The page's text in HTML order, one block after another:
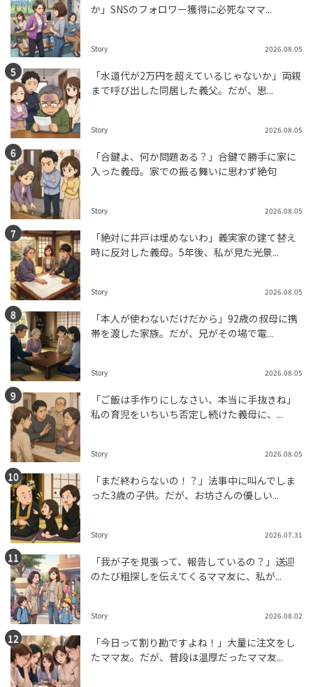
か」SNSのフォロワー獲得に必死なママ...
Story 2026.08.05
「水道代が2万円を超えているじゃないか」両親
まで呼び出した同居した義父。だが、思...
Story 2026.08.05
「合鍵よ、何か問題ある？」合鍵で勝手に家に
入った義母。家での振る舞いに思わず絶句
Story 2026.08.05
「絶対に井戸は埋めないわ」義実家の建て替え
時に反対した義母。5年後、私が見た光景...
Story 2026.08.05
「本人が使わないだけだから」92歳の叔母に携
帯を渡した家族。だが、兄がその場で電...
Story 2026.08.05
「ご飯は手作りにしなさい、本当に手抜きね」
私の育児をいちいち否定し続けた義母に、...
Story 2026.08.05
「まだ終わらないの！？」法事中に叫んでしま
った3歳の子供。だが、お坊さんの優しい...
Story 2026.07.31
「我が子を見張って、報告しているの？」送迎
のたび粗探しを伝えてくるママ友に、私が...
Story 2026.08.02
「今日って割り勘ですよね！」大量に注文をし
たママ友。だが、普段は温厚だったママ友...